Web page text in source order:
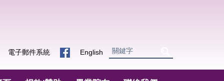
電子郵件系統 English